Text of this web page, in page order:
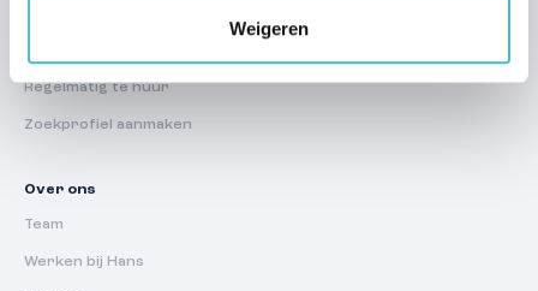
Weigeren
Regelmatig te huur
Zoekprofiel aanmaken
Over ons
Team
Werken bij Hans